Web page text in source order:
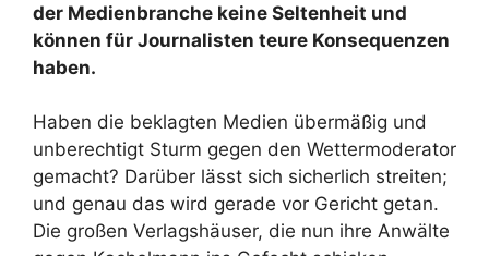
der Medienbranche keine Seltenheit und
können für Journalisten teure Konsequenzen
haben.
Haben die beklagten Medien übermäßig und
unberechtigt Sturm gegen den Wettermoderator
gemacht? Darüber lässt sich sicherlich streiten;
und genau das wird gerade vor Gericht getan.
Die großen Verlagshäuser, die nun ihre Anwälte